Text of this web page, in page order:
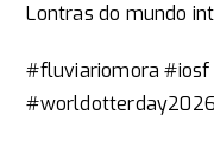
Lontras do mundo
#fluviariomora